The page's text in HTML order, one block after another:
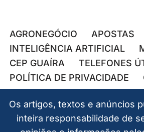
AGRONEGÓCIO APOSTAS
INTELIGÊNCIA ARTIFICIAL
CEP GUAÍRA
TELEFONES
POLÍTICA DE PRIVACIDADE
Os artigos, textos e anúncios
inteira responsabilidade de